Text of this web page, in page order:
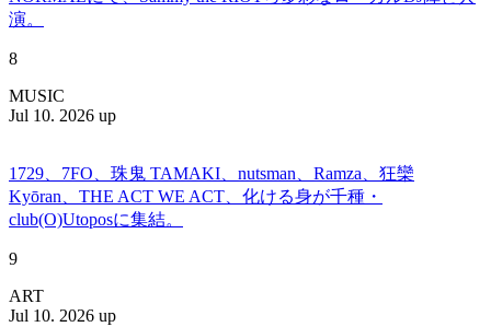
演。
8
MUSIC
Jul 10. 2026 up
1729、7FO、珠鬼 TAMAKI、nutsman、Ramza、狂欒
Kyōran、THE ACT WE ACT、化ける身が千種・
club(O)Utoposに集結。
9
ART
Jul 10. 2026 up